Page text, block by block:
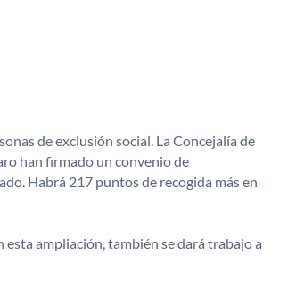
de exclusión social. La Concejalía de
han firmado un convenio de
Habrá 217 puntos de recogida más en
esta ampliación, también se dará trabajo a